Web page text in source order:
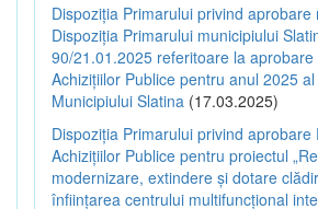
Dispoziția Primarului privind aprobare
Dispoziția Primarului municipiului
90/21.01.2025 referitoare la
Achizițiilor Publice pentru anul 2025
Municipiului Slatina (17.03.2025)
Dispoziția Primarului privind aprobare
Achizițiilor Publice pentru proiectul
modernizare, extindere și dotare
înființarea centrului multifuncțional